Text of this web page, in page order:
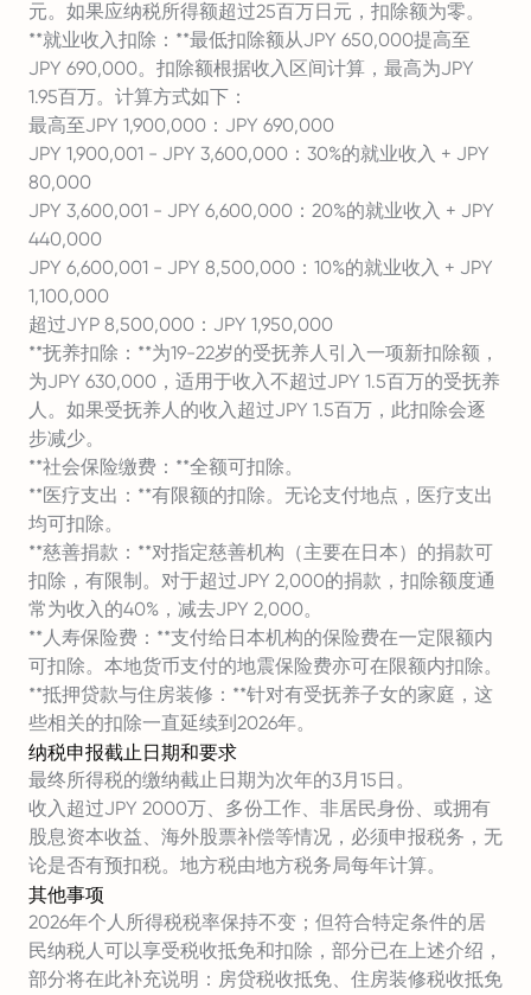
元。如果应纳税所得额超过25百万日元，扣除额为零。
**就业收入扣除：**最低扣除额从JPY 650,000提高至
JPY 690,000。扣除额根据收入区间计算，最高为JPY
1.95百万。计算方式如下：
最高至JPY 1,900,000：JPY 690,000
JPY 1,900,001 - JPY 3,600,000：30%的就业收入 + JPY
80,000
JPY 3,600,001 - JPY 6,600,000：20%的就业收入 + JPY
440,000
JPY 6,600,001 - JPY 8,500,000：10%的就业收入 + JPY
1,100,000
超过JYP 8,500,000：JPY 1,950,000
**抚养扣除：**为19-22岁的受抚养人引入一项新扣除额，
为JPY 630,000，适用于收入不超过JPY 1.5百万的受抚养
人。如果受抚养人的收入超过JPY 1.5百万，此扣除会逐
步减少。
**社会保险缴费：**全额可扣除。
**医疗支出：**有限额的扣除。无论支付地点，医疗支出
均可扣除。
**慈善捐款：**对指定慈善机构（主要在日本）的捐款可
扣除，有限制。对于超过JPY 2,000的捐款，扣除额度通
常为收入的40%，减去JPY 2,000。
**人寿保险费：**支付给日本机构的保险费在一定限额内
可扣除。本地货币支付的地震保险费亦可在限额内扣除。
**抵押贷款与住房装修：**针对有受抚养子女的家庭，这
些相关的扣除一直延续到2026年。
纳税申报截止日期和要求
最终所得税的缴纳截止日期为次年的3月15日。
收入超过JPY 2000万、多份工作、非居民身份、或拥有
股息资本收益、海外股票补偿等情况，必须申报税务，无
论是否有预扣税。地方税由地方税务局每年计算。
其他事项
2026年个人所得税税率保持不变；但符合特定条件的居
民纳税人可以享受税收抵免和扣除，部分已在上述介绍，
部分将在此补充说明：房贷税收抵免、住房装修税收抵免